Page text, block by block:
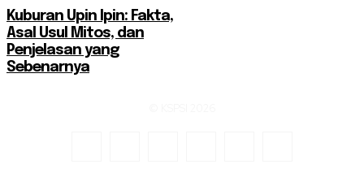
Kuburan Upin Ipin: Fakta,
Asal Usul Mitos, dan
Penjelasan yang
Sebenarnya